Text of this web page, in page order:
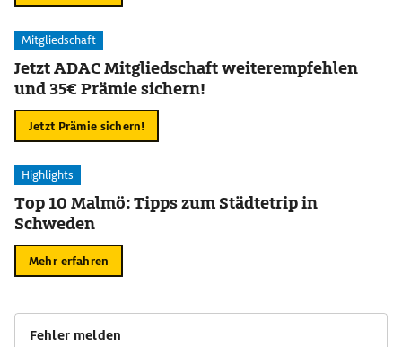
Mitgliedschaft
Jetzt ADAC Mitgliedschaft weiterempfehlen
und 35€ Prämie sichern!
Jetzt Prämie sichern!
Highlights
Top 10 Malmö: Tipps zum Städtetrip in
Schweden
Mehr erfahren
Fehler melden